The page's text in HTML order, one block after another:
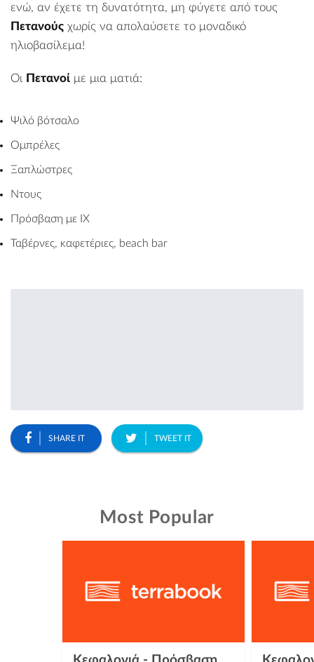
ενώ, αν έχετε τη δυνατότητα, μη φύγετε από τους
Πετανούς χωρίς να απολαύσετε το μοναδικό
ηλιοβασίλεμα!
Οι Πετανοί με μια ματιά:
Ψιλό βότσαλο
Ομπρέλες
Ξαπλώστρες
Ντους
Πρόσβαση με ΙΧ
Ταβέρνες, καφετέριες, beach bar
SHARE IT TWEET IT
Most Popular